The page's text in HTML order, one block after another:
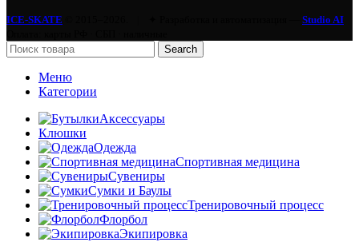
ICE-SKATE
Studio AI
Search
Меню
Категории
Аксессуары
Клюшки
Одежда
Спортивная медицина
Сувениры
Сумки и Баулы
Тренировочный процесс
Флорбол
Экипировка